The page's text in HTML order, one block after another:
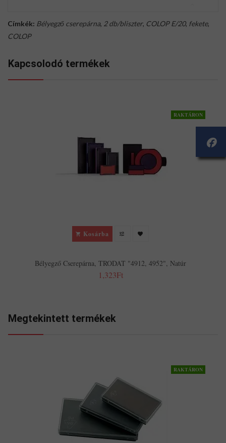
Címkék: Bélyegző cserepárna, 2 db/bliszter, COLOP E/20, fekete,
COLOP
Kapcsolodó termékek
RAKTÁRON
Kosárba
Bélyegző Cserepárna, TRODAT "4912, 4952", Natúr
1,323Ft
Megtekintett termékek
RAKTÁRON